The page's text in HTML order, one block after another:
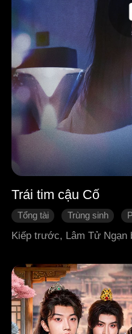
Trái tim cậu Cố
Tổng tài Trùng sinh
Ngược luyến
Ngôn tình